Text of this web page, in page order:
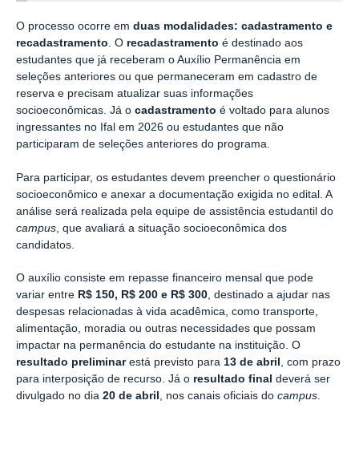
O processo ocorre em duas modalidades: cadastramento e
recadastramento. O recadastramento é destinado aos
estudantes que já receberam o Auxílio Permanência em
seleções anteriores ou que permaneceram em cadastro de
reserva e precisam atualizar suas informações
socioeconômicas. Já o cadastramento é voltado para alunos
ingressantes no Ifal em 2026 ou estudantes que não
participaram de seleções anteriores do programa.
Para participar, os estudantes devem preencher o questionário
socioeconômico e anexar a documentação exigida no edital. A
análise será realizada pela equipe de assistência estudantil do
campus , que avaliará a situação socioeconômica dos
candidatos.
O auxílio consiste em repasse financeiro mensal que pode
variar entre R$ 150, R$ 200 e R$ 300, destinado a ajudar nas
despesas relacionadas à vida acadêmica, como transporte,
alimentação, moradia ou outras necessidades que possam
impactar na permanência do estudante na instituição. O
resultado preliminarestá previsto para 13 de abril , com prazo
para interposição de recurso. Já o resultado final deverá ser
divulgado no dia 20 de abril , nos canais oficiais do campus.